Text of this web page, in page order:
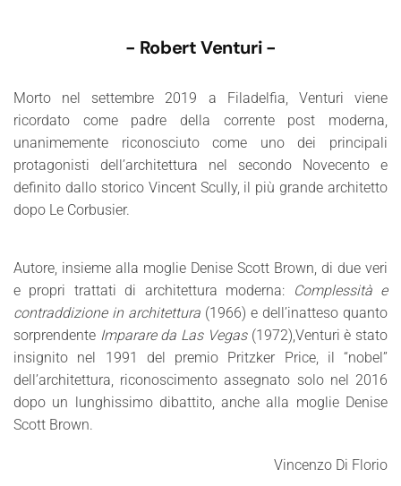
- Robert Venturi -
Morto nel settembre 2019 a Filadelfia, Venturi viene
ricordato come padre della corrente post moderna,
unanimemente riconosciuto come uno dei principali
protagonisti dell’architettura nel secondo Novecento e
definito dallo storico Vincent Scully, il più grande architetto
dopo Le Corbusier.
Autore, insieme alla moglie Denise Scott Brown, di due veri
e propri trattati di architettura moderna:
Complessità e
contraddizione in architettura (1966) e dell’inatteso quanto
sorprendente Imparare da Las Vegas(1972),Venturi è stato
insignito nel 1991 del premio Pritzker Price, il “nobel”
dell’architettura, riconoscimento assegnato solo nel 2016
dopo un lunghissimo dibattito, anche alla moglie Denise
Scott Brown.
Vincenzo Di Florio